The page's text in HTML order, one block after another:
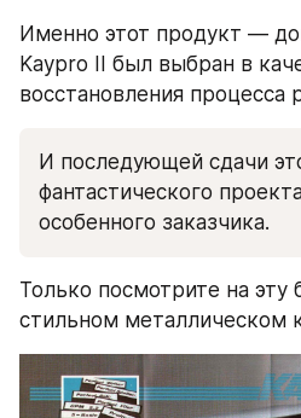
Именно этот продукт —
Kaypro II был выбран в
И последующей сдачи
фантастического
особенного заказчика.
Только посмотрите на
стильном металлическом